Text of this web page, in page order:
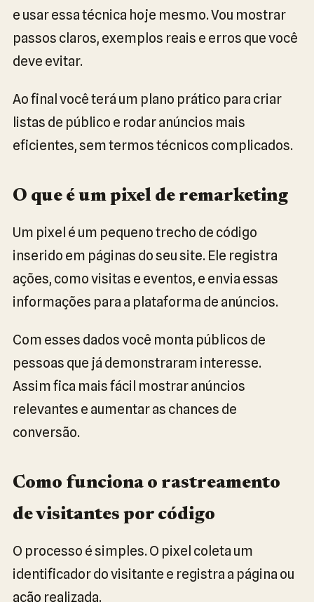
e usar essa técnica hoje mesmo. Vou mostrar
passos claros, exemplos reais e erros que você
deve evitar.
Ao final você terá um plano prático para criar
listas de público e rodar anúncios mais
eficientes, sem termos técnicos complicados.
O que é um pixel de remarketing
Um pixel é um pequeno trecho de código
inserido em páginas do seu site. Ele registra
ações, como visitas e eventos, e envia essas
informações para a plataforma de anúncios.
Com esses dados você monta públicos de
pessoas que já demonstraram interesse.
Assim fica mais fácil mostrar anúncios
relevantes e aumentar as chances de
conversão.
Como funciona o rastreamento
de visitantes por código
O processo é simples. O pixel coleta um
identificador do visitante e registra a página ou
ação realizada.